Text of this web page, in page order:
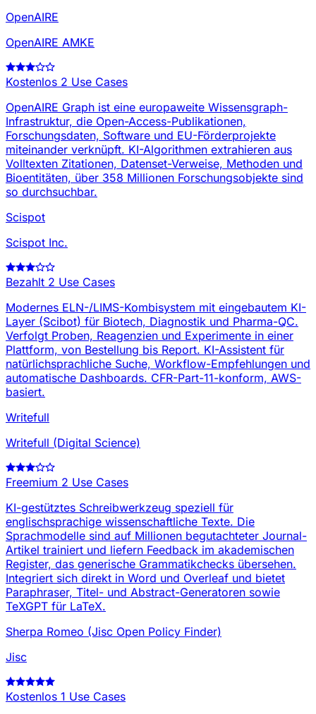
OpenAIRE
OpenAIRE AMKE
Kostenlos 2 Use Cases
OpenAIRE Graph ist eine europaweite Wissensgraph-
Infrastruktur, die Open-Access-Publikationen,
Forschungsdaten, Software und EU-Förderprojekte
miteinander verknüpft. KI-Algorithmen extrahieren aus
Volltexten Zitationen, Datenset-Verweise, Methoden und
Bioentitäten, über 358 Millionen Forschungsobjekte sind
so durchsuchbar.
Scispot
Scispot Inc.
Bezahlt 2 Use Cases
Modernes ELN-/LIMS-Kombisystem mit eingebautem KI-
Layer (Scibot) für Biotech, Diagnostik und Pharma-QC.
Verfolgt Proben, Reagenzien und Experimente in einer
Plattform, von Bestellung bis Report. KI-Assistent für
natürlichsprachliche Suche, Workflow-Empfehlungen und
automatische Dashboards. CFR-Part-11-konform, AWS-
basiert.
Writefull
Writefull (Digital Science)
Freemium 2 Use Cases
KI-gestütztes Schreibwerkzeug speziell für
englischsprachige wissenschaftliche Texte. Die
Sprachmodelle sind auf Millionen begutachteter Journal-
Artikel trainiert und liefern Feedback im akademischen
Register, das generische Grammatikchecks übersehen.
Integriert sich direkt in Word und Overleaf und bietet
Paraphraser, Titel- und Abstract-Generatoren sowie
TeXGPT für LaTeX.
Sherpa Romeo (Jisc Open Policy Finder)
Jisc
Kostenlos 1 Use Cases